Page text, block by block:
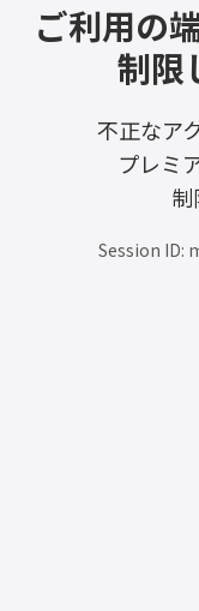
ご利用の
制限
不正なア
プレミ
制
Session ID: